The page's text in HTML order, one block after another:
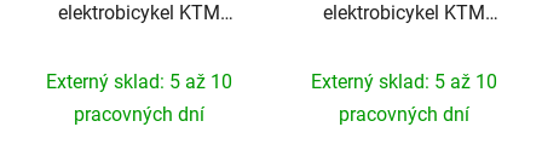
elektrobicykel KTM
Externý sklad: 5 až 10
pracovných dní
elektrobicykel KTM
Externý sklad: 5 až 10
pracovných dní